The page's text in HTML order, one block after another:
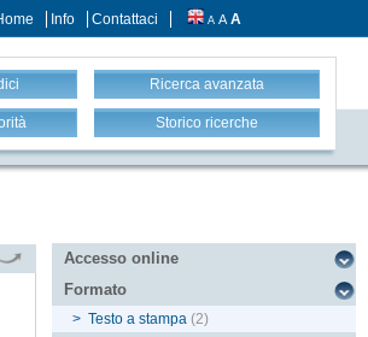
Info Contattaci A A A
Ricerca avanzata
Storico ricerche
Accesso online
Formato
> Testo a stampa (2)